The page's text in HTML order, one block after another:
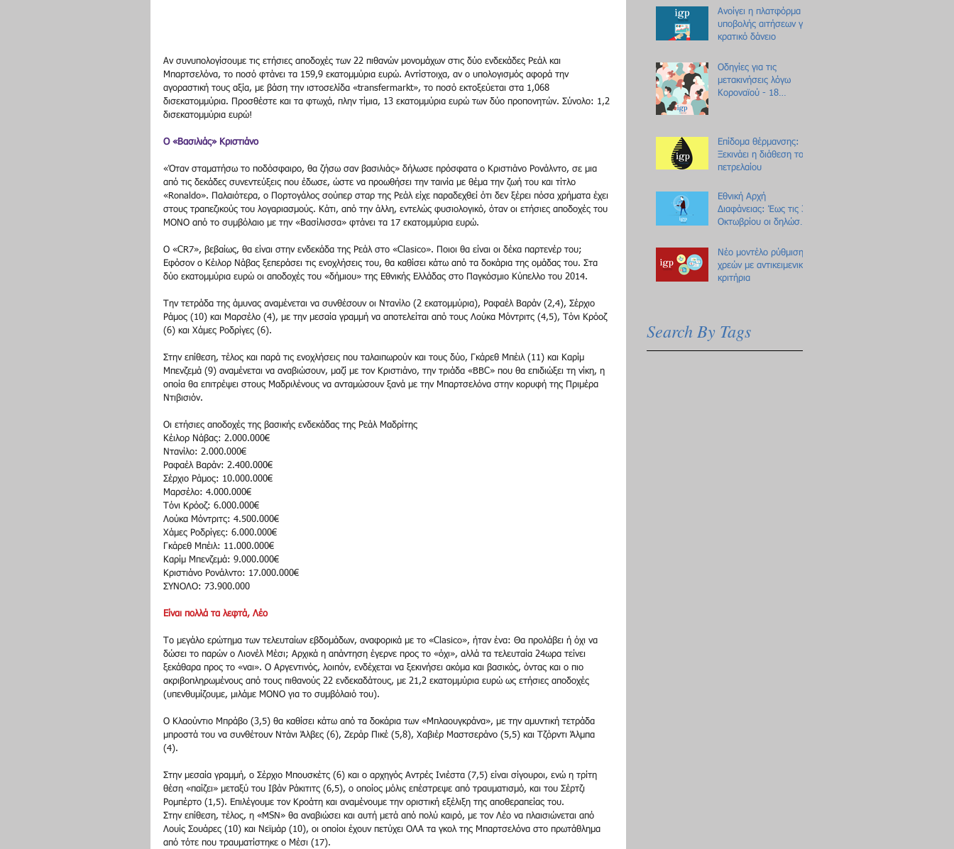
Αν συνυπολογίσουμε τις ετήσιες αποδοχές των 22 πιθανών μονομάχων στις δύο ενδεκάδες Ρεάλ και
Μπαρτσελόνα, το ποσό φτάνει τα 159,9 εκατομμύρια ευρώ. Αντίστοιχα, αν ο υπολογισμός αφορά την
αγοραστική τους αξία, με βάση την ιστοσελίδα «transfermarkt», το ποσό εκτοξεύεται στα 1,068
δισεκατομμύρια. Προσθέστε και τα φτωχά, πλην τίμια, 13 εκατομμύρια ευρώ των δύο προπονητών. Σύνολο: 1,2
δισεκατομμύρια ευρώ!
Ο «Βασιλιάς» Κριστιάνο
«Όταν σταματήσω το ποδόσφαιρο, θα ζήσω σαν βασιλιάς» δήλωσε πρόσφατα ο Κριστιάνο Ρονάλντο, σε μια
από τις δεκάδες συνεντεύξεις που έδωσε, ώστε να προωθήσει την ταινία με θέμα την ζωή του και τίτλο
«Ronaldo». Παλαιότερα, ο Πορτογάλος σούπερ σταρ της Ρεάλ είχε παραδεχθεί ότι δεν ξέρει πόσα χρήματα έχει
στους τραπεζικούς του λογαριασμούς. Κάτι, από την άλλη, εντελώς φυσιολογικό, όταν οι ετήσιες αποδοχές του
ΜΟΝΟ από το συμβόλαιο με την «Βασίλισσα» φτάνει τα 17 εκατομμύρια ευρώ.
Ο «CR7», βεβαίως, θα είναι στην ενδεκάδα της Ρεάλ στο «Clasico». Ποιοι θα είναι οι δέκα παρτενέρ του;
Εφόσον ο Κέιλορ Νάβας ξεπεράσει τις ενοχλήσεις του, θα καθίσει κάτω από τα δοκάρια της ομάδας του. Στα
δύο εκατομμύρια ευρώ οι αποδοχές του «δήμιου» της Εθνικής Ελλάδας στο Παγκόσμιο Κύπελλο του 2014.
Την τετράδα της άμυνας αναμένεται να συνθέσουν οι Ντανίλο (2 εκατομμύρια), Ραφαέλ Βαράν (2,4), Σέρχιο
Ράμος (10) και Μαρσέλο (4), με την μεσαία γραμμή να αποτελείται από τους Λούκα Μόντριτς (4,5), Τόνι Κρόοζ
(6) και Χάμες Ροδρίγες (6).
Στην επίθεση, τέλος και παρά τις ενοχλήσεις που ταλαιπωρούν και τους δύο, Γκάρεθ Μπέιλ (11) και Καρίμ
Μπενζεμά (9) αναμένεται να αναβιώσουν, μαζί με τον Κριστιάνο, την τριάδα «BBC» που θα επιδιώξει τη νίκη, η
οποία θα επιτρέψει στους Μαδριλένους να ανταμώσουν ξανά με την Μπαρτσελόνα στην κορυφή της Πριμέρα
Ντιβισιόν.
Οι ετήσιες αποδοχές της βασικής ενδεκάδας της Ρεάλ Μαδρίτης
Κέιλορ Νάβας: 2.000.000€
Ντανίλο: 2.000.000€
Ραφαέλ Βαράν: 2.400.000€
Σέρχιο Ράμος: 10.000.000€
Μαρσέλο: 4.000.000€
Τόνι Κρόοζ: 6.000.000€
Λούκα Μόντριτς: 4.500.000€
Χάμες Ροδρίγες: 6.000.000€
Γκάρεθ Μπέιλ: 11.000.000€
Καρίμ Μπενζεμά: 9.000.000€
Κριστιάνο Ρονάλντο: 17.000.000€
ΣΥΝΟΛΟ: 73.900.000
Είναι πολλά τα λεφτά, Λέο
Το μεγάλο ερώτημα των τελευταίων εβδομάδων, αναφορικά με το «Clasico», ήταν ένα: Θα προλάβει ή όχι να
δώσει το παρών ο Λιονέλ Μέσι; Αρχικά η απάντηση έγερνε προς το «όχι», αλλά τα τελευταία 24ωρα τείνει
ξεκάθαρα προς το «ναι». Ο Αργεντινός, λοιπόν, ενδέχεται να ξεκινήσει ακόμα και βασικός, όντας και ο πιο
ακριβοπληρωμένους από τους πιθανούς 22 ενδεκαδάτους, με 21,2 εκατομμύρια ευρώ ως ετήσιες αποδοχές
(υπενθυμίζουμε, μιλάμε ΜΟΝΟ για το συμβόλαιό του).
Ο Κλαούντιο Μπράβο (3,5) θα καθίσει κάτω από τα δοκάρια των «Μπλαουγκράνα», με την αμυντική τετράδα
μπροστά του να συνθέτουν Ντάνι Άλβες (6), Ζεράρ Πικέ (5,8), Χαβιέρ Μαστσεράνο (5,5) και Τζόρντι Άλμπα
(4).
Στην μεσαία γραμμή, ο Σέρχιο Μπουσκέτς (6) και ο αρχηγός Αντρές Ινιέστα (7,5) είναι σίγουροι, ενώ η τρίτη
θέση «παίζει» μεταξύ του Ιβάν Ράκιτιτς (6,5), ο οποίος μόλις επέστρεψε από τραυματισμό, και του Σέρτζι
Ρομπέρτο (1,5). Επιλέγουμε τον Κροάτη και αναμένουμε την οριστική εξέλιξη της αποθεραπείας του.
Στην επίθεση, τέλος, η «MSN» θα αναβιώσει και αυτή μετά από πολύ καιρό, με τον Λέο να πλαισιώνεται από
Λουίς Σουάρες (10) και Νεϊμάρ (10), οι οποίοι έχουν πετύχει ΟΛΑ τα γκολ της Μπαρτσελόνα στο πρωτάθλημα
από τότε που τραυματίστηκε ο Μέσι (17).
Ανοίγει η πλατφόρμα
υποβολής αιτήσεων για
κρατικό δάνειο
Οδηγίες για τις
μετακινήσεις λόγω
Κοροναϊού - 18
Επίδομα θέρμανσης:
Ξεκινάει η διάθεση του
πετρελαίου
Εθνική Αρχή
Διαφάνειας: Έως τις 31
Οκτωβρίου οι δηλώσεις
Νέο μοντέλο ρύθμισης
χρεών με αντικειμενικά
κριτήρια
Search By Tags